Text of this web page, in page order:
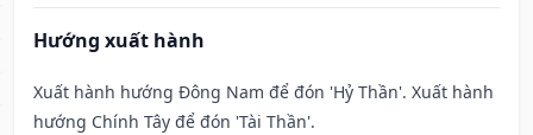
Hướng xuất hành
Xuất hành hướng Đông Nam để đón 'Hỷ Thần'. Xuất hành
hướng Chính Tây để đón 'Tài Thần'.